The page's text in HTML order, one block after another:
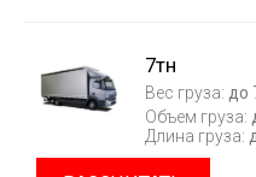
7тн
Вес груза: до
Объем груза:
Длина груза: